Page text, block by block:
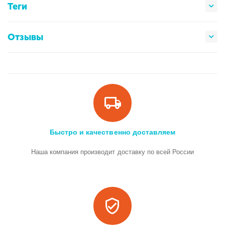
Теги
Отзывы
Быстро и качественно доставляем
Наша компания производит доставку по всей России